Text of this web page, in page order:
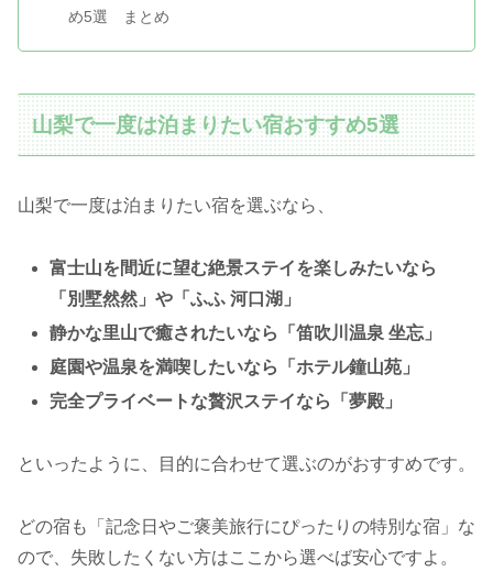
め5選 まとめ
山梨で一度は泊まりたい宿おすすめ5選
山梨で一度は泊まりたい宿を選ぶなら、
富士山を間近に望む絶景ステイを楽しみたいなら
「別墅然然」や「ふふ 河口湖」
静かな里山で癒されたいなら「笛吹川温泉 坐忘」
庭園や温泉を満喫したいなら「ホテル鐘山苑」
完全プライベートな贅沢ステイなら「夢殿」
といったように、目的に合わせて選ぶのがおすすめです。
どの宿も「記念日やご褒美旅行にぴったりの特別な宿」な
ので、失敗したくない方はここから選べば安心ですよ。